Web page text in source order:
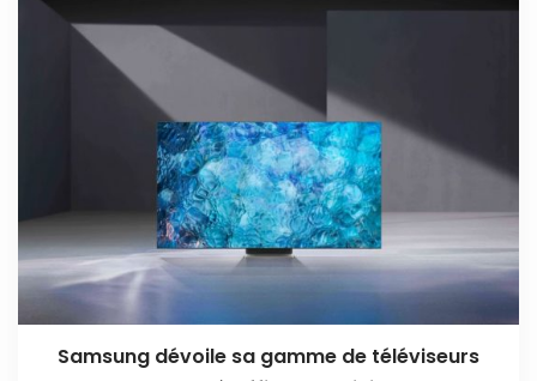
Samsung dévoile sa gamme de téléviseurs